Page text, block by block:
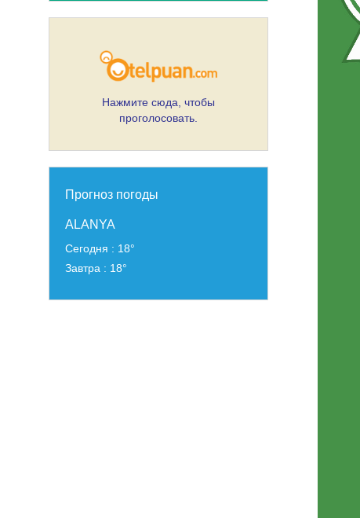
Нажмите сюда, чтобы
проголосовать.
Прогноз погоды
ALANYA
Cегодня : 18°
Завтра : 18°